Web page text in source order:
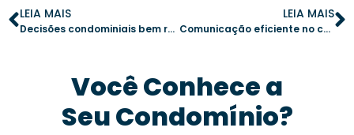
LEIA MAIS
Decisões condominiais bem registradas: a base de uma administração eficaz
LEIA MAIS
Comunicação eficiente no condomínio: a revolução dos painéis digitais
Você Conhece a
Seu Condomínio?